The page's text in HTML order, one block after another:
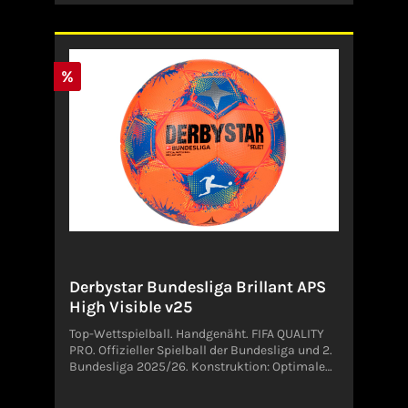
1163533 MAINHAUSENDeutschland
%
Derbystar Bundesliga Brillant APS
High Visible v25
Top-Wettspielball. Handgenäht. FIFA QUALITY
PRO. Offizieller Spielball der Bundesliga und 2.
Bundesliga 2025/26. Konstruktion: Optimale